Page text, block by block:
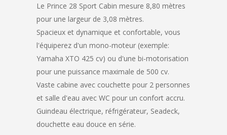
Le Prince 28 Sport Cabin mesure 8,80 mètres
pour une largeur de 3,08 mètres.
Spacieux et dynamique et confortable, vous
l'équiperez d'un mono-moteur (exemple:
Yamaha XTO 425 cv) ou d'une bi-motorisation
pour une puissance maximale de 500 cv.
Vaste cabine avec couchette pour 2 personnes
et salle d'eau avec WC pour un confort accru.
Guindeau électrique, réfrigérateur, Seadeck,
douchette eau douce en série.